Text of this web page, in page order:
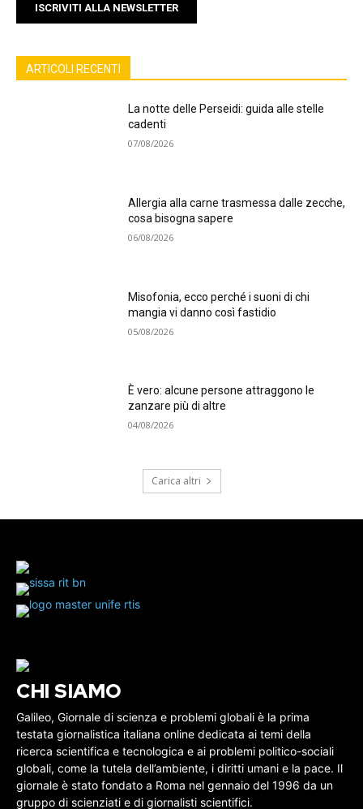
ISCRIVITI ALLA NEWSLETTER
ARTICOLI RECENTI
La notte delle Perseidi: guida alle stelle
cadenti
07/08/2026
Allergia alla carne trasmessa dalle zecche,
cosa bisogna sapere
06/08/2026
Misofonia, ecco perché i suoni di chi
mangia vi danno così fastidio
05/08/2026
È vero: alcune persone attraggono le
zanzare più di altre
04/08/2026
Carica altri
CHI SIAMO
Galileo, Giornale di scienza e problemi globali è la prima
testata giornalistica italiana online dedicata ai temi della
ricerca scientifica e tecnologica e ai problemi politico-sociali
globali, come la tutela dell’ambiente, i diritti umani e la pace. Il
giornale è stato fondato a Roma nel gennaio del 1996 da un
gruppo di scienziati e di giornalisti scientifici.